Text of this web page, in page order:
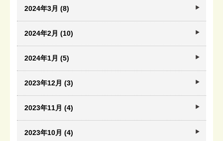
2024年3月 (8)
2024年2月 (10)
2024年1月 (5)
2023年12月 (3)
2023年11月 (4)
2023年10月 (4)